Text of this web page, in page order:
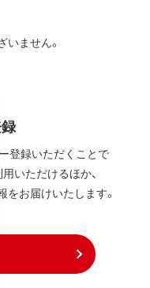
ません。
登録いただくことで
いただけるほか、
お届けいたします。